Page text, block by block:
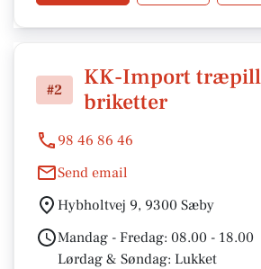
#2
KK-Import
briketter
98 46 86 46
Send email
Hybholtvej 9, 9300 Sæby
Mandag - Fredag: 08.00 - 18.00
Lørdag & Søndag: Lukket